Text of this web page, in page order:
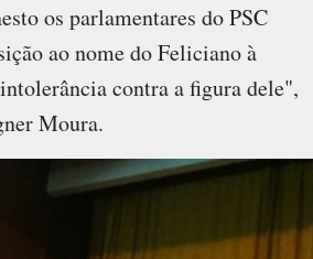
os parlamentares do PSC
ao nome do Feliciano à
contra a figura dele",
Moura.